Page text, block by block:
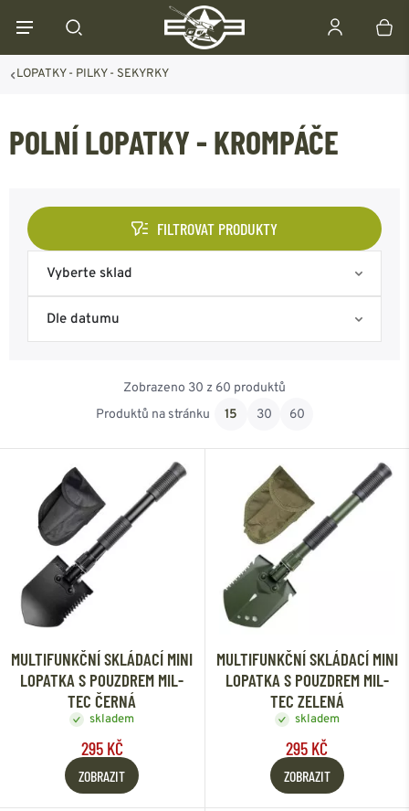
LOPATKY - PILKY - SEKYRKY
POLNÍ LOPATKY - KROMPÁČE
Vyberte sklad
Skladem na eshopu
Skladem Ostrava
Od nejnovějšího
Od nejlevnějšího
Od nejdražšího
Dle datumu
FILTROVAT PRODUKTY
Zobrazeno 30 z 60 produktů
Produktů na stránku
15 30 60
MULTIFUNKČNÍ SKLÁDACÍ MINI
LOPATKA S POUZDREM MIL-
TEC ČERNÁ
skladem
295 KČ
ZOBRAZIT
MULTIFUNKČNÍ SKLÁDACÍ MINI
LOPATKA S POUZDREM MIL-
TEC ZELENÁ
skladem
295 KČ
ZOBRAZIT